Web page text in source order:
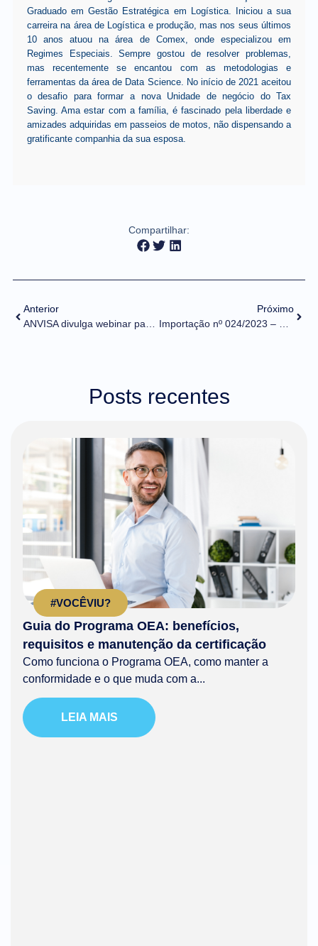
Graduado em Gestão Estratégica em Logística. Iniciou a sua
carreira na área de Logística e produção, mas nos seus últimos
10 anos atuou na área de Comex, onde especializou em
Regimes Especiais. Sempre gostou de resolver problemas,
mas recentemente se encantou com as metodologias e
ferramentas da área de Data Science. No início de 2021 aceitou
o desafio para formar a nova Unidade de negócio do Tax
Saving. Ama estar com a família, é fascinado pela liberdade e
amizades adquiridas em passeios de motos, não dispensando a
gratificante companhia da sua esposa.
Compartilhar:
Anterior
Próximo
Posts recentes
#VOCÊVIU?
Guia do Programa OEA: benefícios,
requisitos e manutenção da certificação
Como funciona o Programa OEA, como manter a
conformidade e o que muda com a...
LEIA MAIS